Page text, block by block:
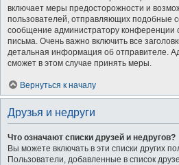
включает меры предосторожности и
пользователей, отправляющих подобные
сообщение администратору конференции
письма. Очень важно включить все
детальная информация об отправителе.
сможет в этом случае принять меры.
Вернуться к началу
Друзья и недруги
Что означают списки друзей и недругов?
Вы можете включать в эти списки других
Пользователи, добавленные в список